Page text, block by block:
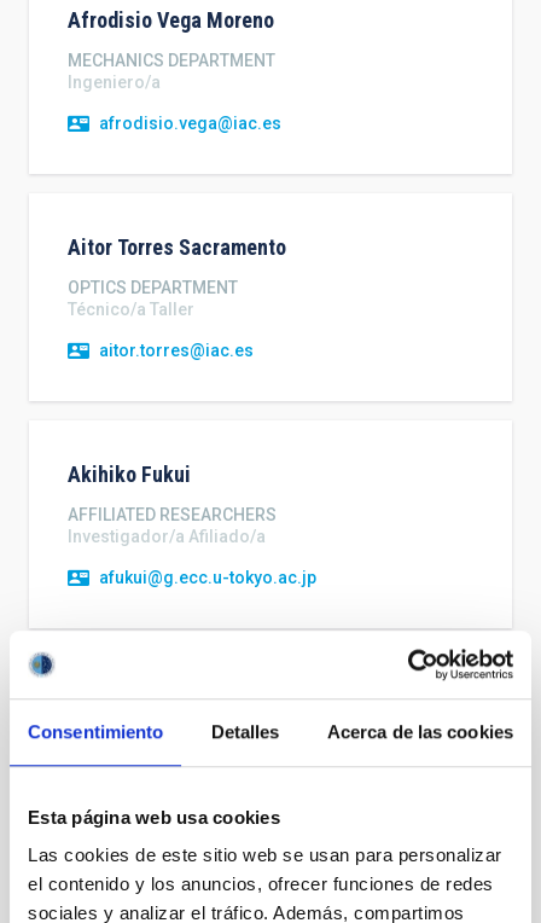
Consentimiento Detalles Acerca de las cookies
Esta página web usa cookies
Las cookies de este sitio web se usan para personalizar
el contenido y los anuncios, ofrecer funciones de redes
sociales y analizar el tráfico. Además, compartimos
AfrodisioVega Moreno
MECHANICS DEPARTMENT
Ingeniero/a
afrodisio.vega@iac.es
Aitor Torres Sacramento
OPTICS DEPARTMENT
Técnico/a Taller
aitor.torres@iac.es
Akihiko Fukui
AFFILIATED RESEARCHERS
Investigador/a Afiliado/a
afukui@g.ecc.u-tokyo.ac.jp
AlbaCasasbuenas Corral
PREDOCTORAL CONTRACTS
PredocIAC-24